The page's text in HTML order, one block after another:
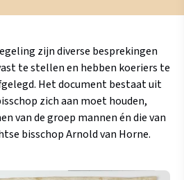
zijn diverse besprekingen
te stellen en hebben koeriers te
Het document bestaat uit
zich aan moet houden,
van de groep mannen én die van
bisschop Arnold van Horne.